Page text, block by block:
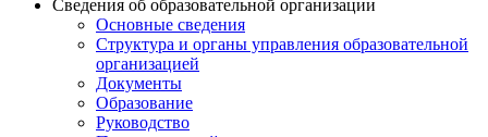
Сведения об образовательной организации
Основные сведения
Структура и органы управления образовательной
организацией
Документы
Образование
Руководство